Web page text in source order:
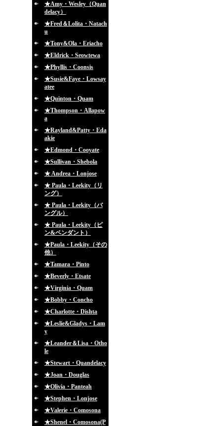
★Amy・Wesley（Quan
delacy）
★Fred＆Lolita・Natach
u
★Tony&Ola・Eriacho
★Eldrick・Seowtewa
★Phyllis・Coonsis
★Susie&Faye・Lowsay
atee
★Quinton・Quam
★Thompson・Allapow
a
★Rayland&Patty・Eda
akie
★Edmond・Cooyate
★Sullivan・Shebola
★ Andrea・Lonjose
★ Paula・Leekity（リ
ング）
★ Paula・Leekity（バ
ングル）
★ Paula・Leekity（ピ
ン&ペンダント）
★Paula・Leekity（その
他）
★Tamara・Pinto
★Beverly・Etsate
★Virginia・Quam
★Bobby・Concho
★Charlotte・Dishta
★Leslie&Gladys・Lam
y
★Leander＆Lisa・Otho
le
★Stewart・Quandelacy
★Joan・Douglas
★Olivia・Panteah
★Stephen・Lonjose
★Valerie・Comosona
★Shenel・Comosona(P